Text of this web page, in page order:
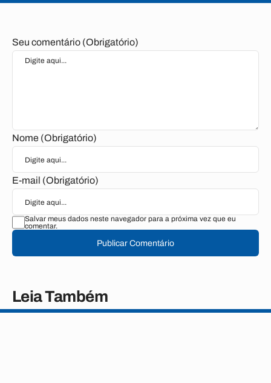
Seu comentário (Obrigatório)
Nome (Obrigatório)
E-mail (Obrigatório)
Salvar meus dados neste navegador para a próxima vez que eu
comentar.
Publicar Comentário
Leia Também